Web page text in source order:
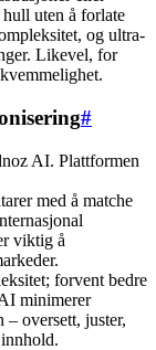
uten å forlate
og ultra-
Likevel, for
#
AI. Plattformen
med å matche
viktig å
forvent bedre
minimerer
oversett, juster,